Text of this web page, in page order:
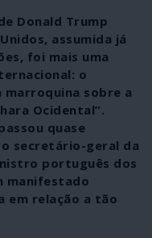
Donald Trump
assumida já
foi mais uma
o
marroquina sobre a
Ocidental”.
quase
secretário-geral da
português dos
manifestado
em relação a tão